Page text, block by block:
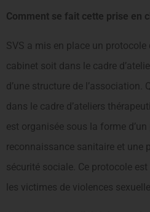
Comment se fait cette prise en
SVS a mis en place un
cabinet soit dans le cadre
d’une structure de l’association.
dans le cadre d’ateliers
est organisée sous la forme
reconnaissance sanitaire et une
sécurité sociale. Ce protocole
les victimes de violences